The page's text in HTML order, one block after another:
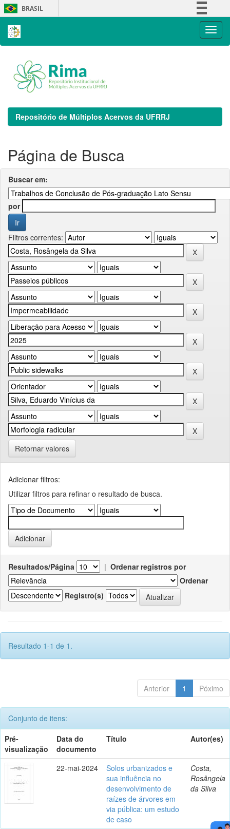
Skip
navigation
BRASIL
Repositório de Múltiplos Acervos da UFRRJ
Página de Busca
Buscar em:
por
Filtros correntes:
Retornar valores
Adicionar filtros:
Utilizar filtros para refinar o resultado de busca.
Resultados/Página | Ordenar registros por
Ordenar
Registro(s)
Resultado 1-1 de 1.
Anterior 1 Póximo
Conjunto de itens:
Pré-
visualização
Data do
documento
Título Autor(es)
22-mai-2024
Solos urbanizados e
sua influência no
desenvolvimento de
raízes de árvores em
via pública: um estudo
de caso
Costa,
Rosângela
da Silva